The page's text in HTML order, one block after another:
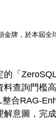
牌，於本屆
「
查詢門檻
合RAG-
意圖，完